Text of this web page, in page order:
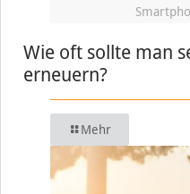
Wie oft sollte man
erneuern?
Mehr